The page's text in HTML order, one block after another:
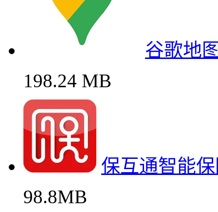
谷歌地
198.24 MB
保互通智能
98.8MB